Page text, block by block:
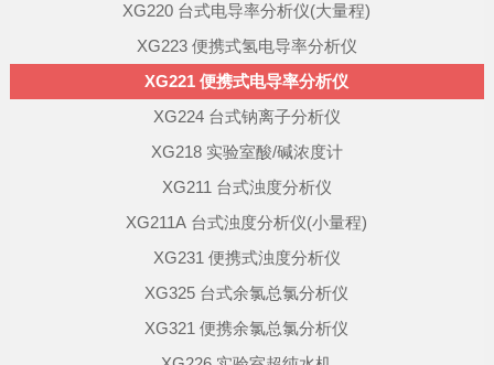
XG220 台式电导率分析仪(大量程)
XG223 便携式氢电导率分析仪
XG221 便携式电导率分析仪
XG224 台式钠离子分析仪
XG218 实验室酸/碱浓度计
XG211 台式浊度分析仪
XG211A 台式浊度分析仪(小量程)
XG231 便携式浊度分析仪
XG325 台式余氯总氯分析仪
XG321 便携余氯总氯分析仪